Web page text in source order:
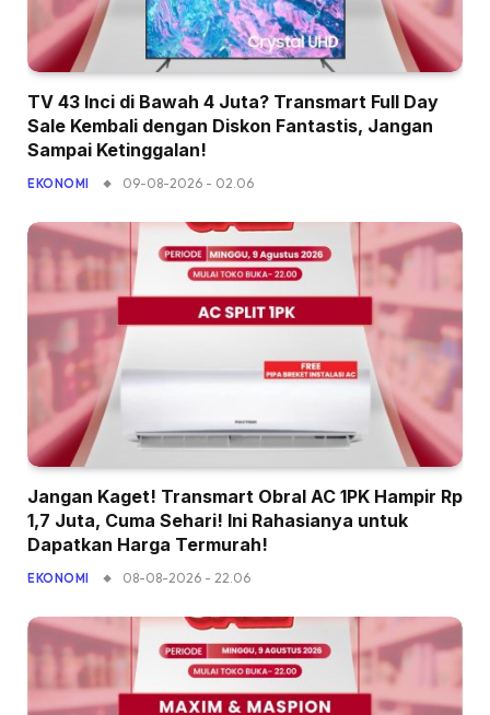
TV 43 Inci di Bawah 4 Juta? Transmart Full Day
Sale Kembali dengan Diskon Fantastis, Jangan
Sampai Ketinggalan!
EKONOMI 09-08-2026 - 02.06
Jangan Kaget! Transmart Obral AC 1PK Hampir Rp
1,7 Juta, Cuma Sehari! Ini Rahasianya untuk
Dapatkan Harga Termurah!
EKONOMI 08-08-2026 - 22.06